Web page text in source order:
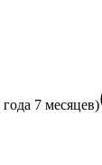
года 7 месяцев)